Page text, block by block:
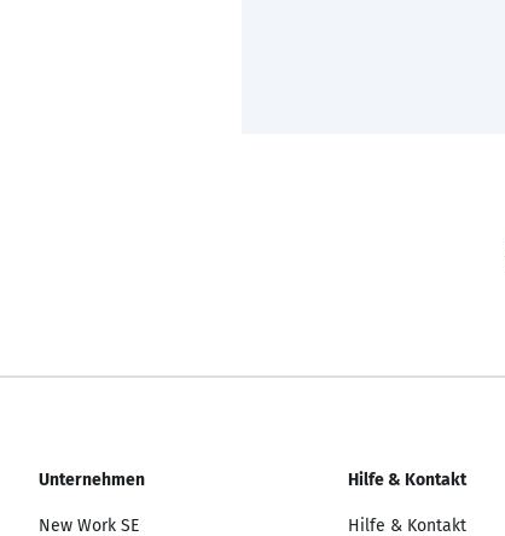
Unternehmen
New Work SE
Hilfe & Kontakt
Hilfe & Kontakt